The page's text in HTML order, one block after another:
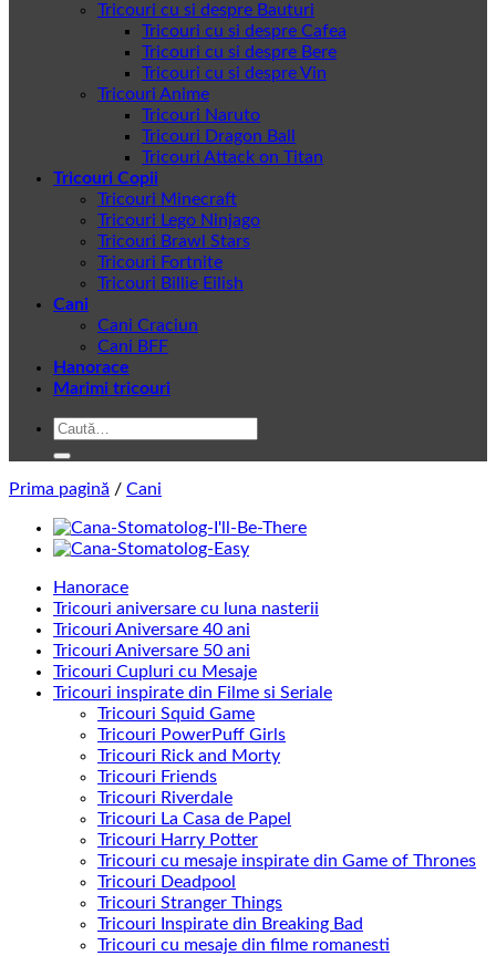
Tricouri cu si despre Bauturi
Tricouri cu si despre Cafea
Tricouri cu si despre Bere
Tricouri cu si despre Vin
Tricouri Anime
Tricouri Naruto
Tricouri Dragon Ball
Tricouri Attack on Titan
Tricouri Copii
Tricouri Minecraft
Tricouri Lego Ninjago
Tricouri Brawl Stars
Tricouri Fortnite
Tricouri Billie Eilish
Cani
Cani Craciun
Cani BFF
Hanorace
Marimi tricouri
Caută
Prima pagină / Cani
Hanorace
Tricouri aniversare cu luna nasterii
Tricouri Aniversare 40 ani
Tricouri Aniversare 50 ani
Tricouri Cupluri cu Mesaje
Tricouri inspirate din Filme si Seriale
Tricouri Squid Game
Tricouri PowerPuff Girls
Tricouri Rick and Morty
Tricouri Friends
Tricouri Riverdale
Tricouri La Casa de Papel
Tricouri Harry Potter
Tricouri cu mesaje inspirate din Game of Thrones
Tricouri Deadpool
Tricouri Stranger Things
Tricouri Inspirate din Breaking Bad
Tricouri cu mesaje din filme romanesti